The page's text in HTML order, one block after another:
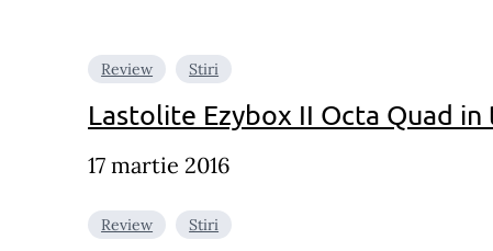
Review Stiri
Lastolite Ezybox II Octa Quad in
17 martie 2016
Review Stiri